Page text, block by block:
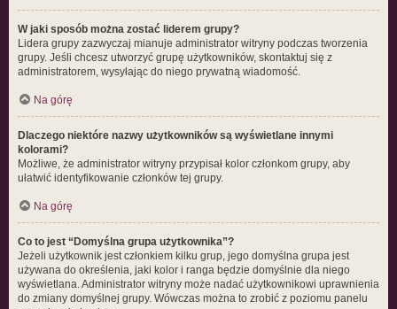
W jaki sposób można zostać liderem grupy?
Lidera grupy zazwyczaj mianuje administrator witryny podczas tworzenia
grupy. Jeśli chcesz utworzyć grupę użytkowników, skontaktuj się z
administratorem, wysyłając do niego prywatną wiadomość.
Na górę
Dlaczego niektóre nazwy użytkowników są wyświetlane innymi
kolorami?
Możliwe, że administrator witryny przypisał kolor członkom grupy, aby
ułatwić identyfikowanie członków tej grupy.
Na górę
Co to jest “Domyślna grupa użytkownika”?
Jeżeli użytkownik jest członkiem kilku grup, jego domyślna grupa jest
używana do określenia, jaki kolor i ranga będzie domyślnie dla niego
wyświetlana. Administrator witryny może nadać użytkownikowi uprawnienia
do zmiany domyślnej grupy. Wówczas można to zrobić z poziomu panelu